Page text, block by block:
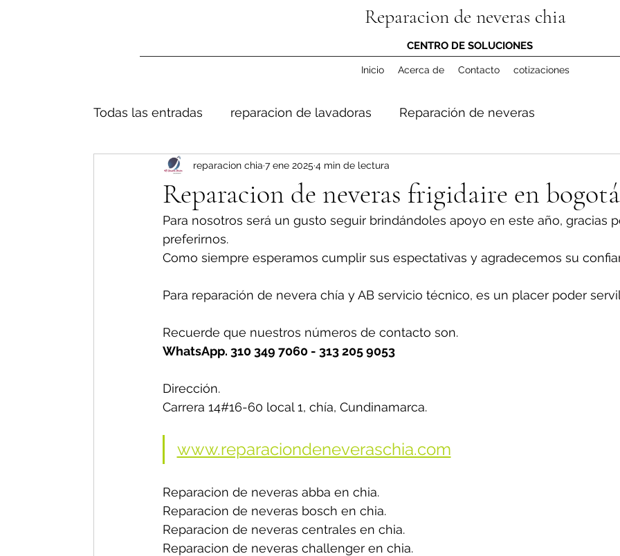
Reparacion de neveras chia
CENTRO DE SOLUCIONES
Inicio Acerca de Contacto cotizaciones
Todas las entradas reparacion de lavadoras Reparación de neveras
Reparacion de neveras frigidaire en bogotá
reparacion chia 7 ene 2025 4 min de lectura
Para nosotros será un gusto seguir brindándoles apoyo en este año, gracias
preferirnos.
Como siempre esperamos cumplir sus espectativas y agradecemos su
Para reparación de nevera chía y AB servicio técnico, es un placer poder
Recuerde que nuestros números de contacto son.
WhatsApp. 310 349 7060 - 313 205 9053
Dirección.
Carrera 14#16-60 local 1, chía, Cundinamarca.
www.reparaciondeneveraschia.com
Reparacion de neveras abba en chia.
Reparacion de neveras bosch en chia.
Reparacion de neveras centrales en chia.
Reparacion de neveras challenger en chia.